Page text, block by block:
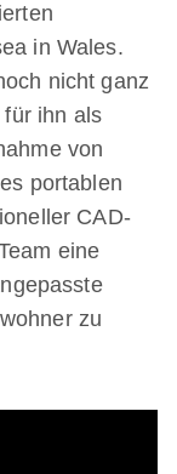
in Wales.
nicht ganz
ihn als
von
portablen
CAD-
eine
zu